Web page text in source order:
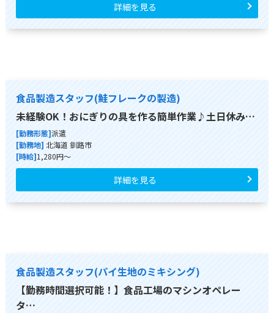
詳細を見る
食品製造スタッフ(鮭フレークの製造)
未経験OK！おにぎりの具を作る簡単作業♪土日休み…
[勤務形態]派遣
[勤務地] 北海道 釧路市
[時給]1,280円～
詳細を見る
食品製造スタッフ(パイ生地のミキシング)
【勤務時間選択可能！】食品工場のマシンオペレー
タ…